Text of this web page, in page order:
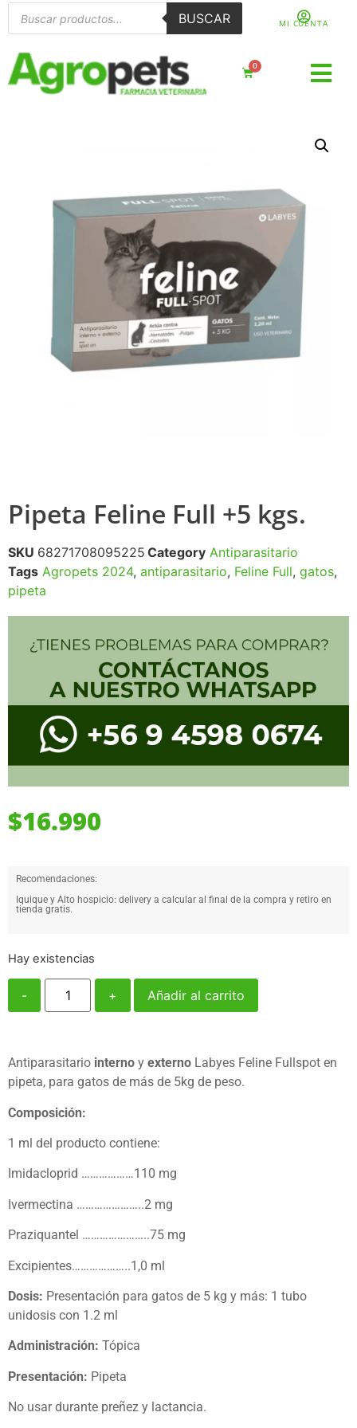
BUSCAR MI CUENTA
0
Pipeta Feline Full +5 kgs.
SKU 68271708095225 Category Antiparasitario
Tags Agropets 2024, antiparasitario, Feline Full, gatos,
pipeta
$16.990
Recomendaciones:
Iquique y Alto hospicio: delivery a calcular al final de la compra y retiro en
tienda gratis.
Hay existencias
- + Añadir al carrito
Antiparasitario interno y externo Labyes Feline Fullspot en
pipeta, para gatos de más de 5kg de peso.
Composición:
1 ml del producto contiene:
Imidacloprid ………………110 mg
Ivermectina …………………..2 mg
Praziquantel …………………..75 mg
Excipientes………………..1,0 ml
Dosis: Presentación para gatos de 5 kg y más: 1 tubo
unidosis con 1.2 ml
Administración: Tópica
Presentación: Pipeta
No usar durante preñez y lactancia.